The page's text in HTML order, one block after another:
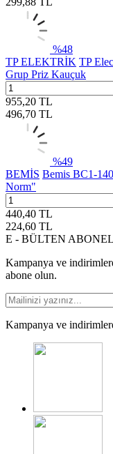
%48
TP ELEKTRİK TP
Grup Priz Kauçuk
955,20 TL
496,70 TL
%49
BEMİS Bemis BC1-
Norm"
440,40 TL
224,60 TL
E - BÜLTEN
Kampanya ve
abone olun.
Kampanya ve